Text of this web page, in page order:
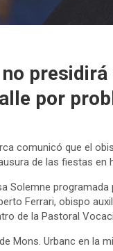
por
comunicó que el
de las fiestas en
Solemne
Ferrari, obispo
de la Pastoral
Mons. Urbanc en la